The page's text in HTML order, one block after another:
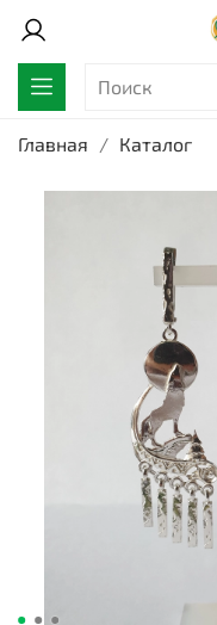
Главная Каталог